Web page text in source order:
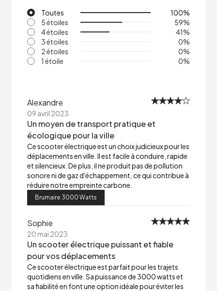
Toutes
100%
5 étoiles
59%
4 étoiles
41%
3 étoiles
0%
2 étoiles
0%
1 étoile
0%
Alexandre
09 avril 2023
Un moyen de transport pratique et
écologique pour la ville
Ce scooter électrique est un choix judicieux pour les
déplacements en ville. Il est facile à conduire, rapide
et silencieux. De plus, il ne produit pas de pollution
sonore ni de gaz d'échappement, ce qui contribue à
réduire notre empreinte carbone.
Brumaire 3000 Watts
Sophie
20 mai 2023
Un scooter électrique puissant et fiable
pour vos déplacements
Ce scooter électrique est parfait pour les trajets
quotidiens en ville. Sa puissance de 3000 watts et
sa fiabilité en font une option idéale pour éviter les